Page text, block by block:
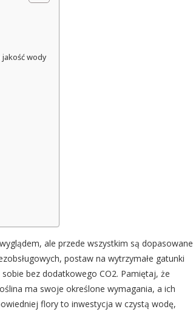
wody
ale przede wszystkim są dopasowane
postaw na wytrzymałe gatunki
bez dodatkowego CO2. Pamiętaj, że
ma swoje określone wymagania, a ich
flory to inwestycja w czystą wodę,